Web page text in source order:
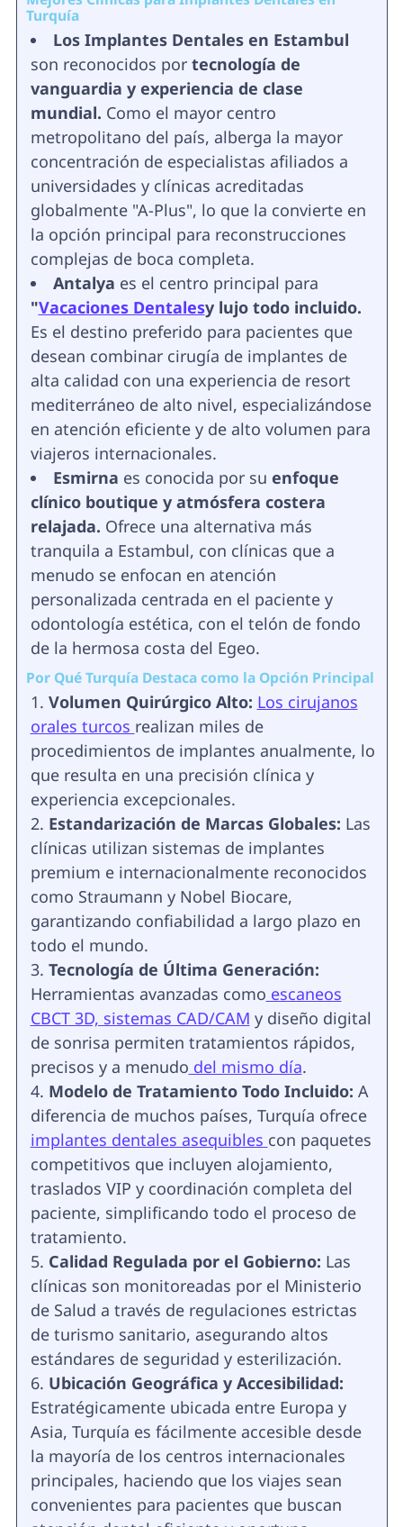
Turquía
Los Implantes Dentales en Estambul
son reconocidos por tecnología de
vanguardia y experiencia de clase
mundial. Como el mayor centro
metropolitano del país, alberga la mayor
concentración de especialistas afiliados a
universidades y clínicas acreditadas
globalmente "A-Plus", lo que la convierte en
la opción principal para reconstrucciones
complejas de boca completa.
Antalya es el centro principal para
"Vacaciones Dentalesy lujo todo incluido.
Es el destino preferido para pacientes que
desean combinar cirugía de implantes de
alta calidad con una experiencia de resort
mediterráneo de alto nivel, especializándose
en atención eficiente y de alto volumen para
viajeros internacionales.
Esmirna es conocida por su enfoque
clínico boutique y atmósfera costera
relajada. Ofrece una alternativa más
tranquila a Estambul, con clínicas que a
menudo se enfocan en atención
personalizada centrada en el paciente y
odontología estética, con el telón de fondo
de la hermosa costa del Egeo.
Por Qué Turquía Destaca como la Opción Principal
Volumen Quirúrgico Alto: Los cirujanos
orales turcos realizan miles de
procedimientos de implantes anualmente, lo
que resulta en una precisión clínica y
experiencia excepcionales.
Estandarización de Marcas Globales: Las
clínicas utilizan sistemas de implantes
premium e internacionalmente reconocidos
como Straumann y Nobel Biocare,
garantizando confiabilidad a largo plazo en
todo el mundo.
Tecnología de Última Generación:
Herramientas avanzadas como escaneos
CBCT 3D, sistemas CAD/CAM y diseño digital
de sonrisa permiten tratamientos rápidos,
precisos y a menudo del mismo día.
Modelo de Tratamiento Todo Incluido: A
diferencia de muchos países, Turquía ofrece
implantes dentales asequibles con paquetes
competitivos que incluyen alojamiento,
traslados VIP y coordinación completa del
paciente, simplificando todo el proceso de
tratamiento.
Calidad Regulada por el Gobierno: Las
clínicas son monitoreadas por el Ministerio
de Salud a través de regulaciones estrictas
de turismo sanitario, asegurando altos
estándares de seguridad y esterilización.
Ubicación Geográfica y Accesibilidad:
Estratégicamente ubicada entre Europa y
Asia, Turquía es fácilmente accesible desde
la mayoría de los centros internacionales
principales, haciendo que los viajes sean
convenientes para pacientes que buscan